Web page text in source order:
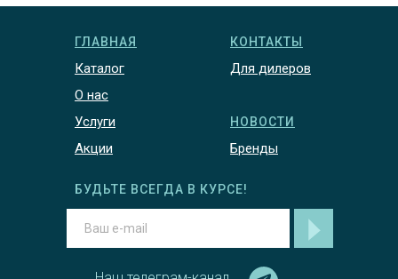
ГЛАВНАЯ
Каталог
О нас
Услуги
Акции
КОНТАКТЫ
Для дилеров
НОВОСТИ
Бренды
БУДЬТЕ ВСЕГДА В КУРСЕ!